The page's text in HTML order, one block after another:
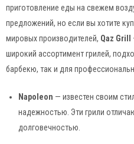
приготовление еды на свежем
предложений, но если вы хотите
мировых производителей, Qaz Grill
широкий ассортимент грилей,
барбекю, так и для
Napoleon — известен своим
надежностью. Эти грили
долговечностью.